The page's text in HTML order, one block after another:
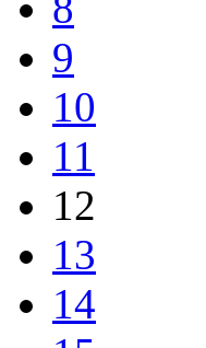
9
10
11
12
13
14